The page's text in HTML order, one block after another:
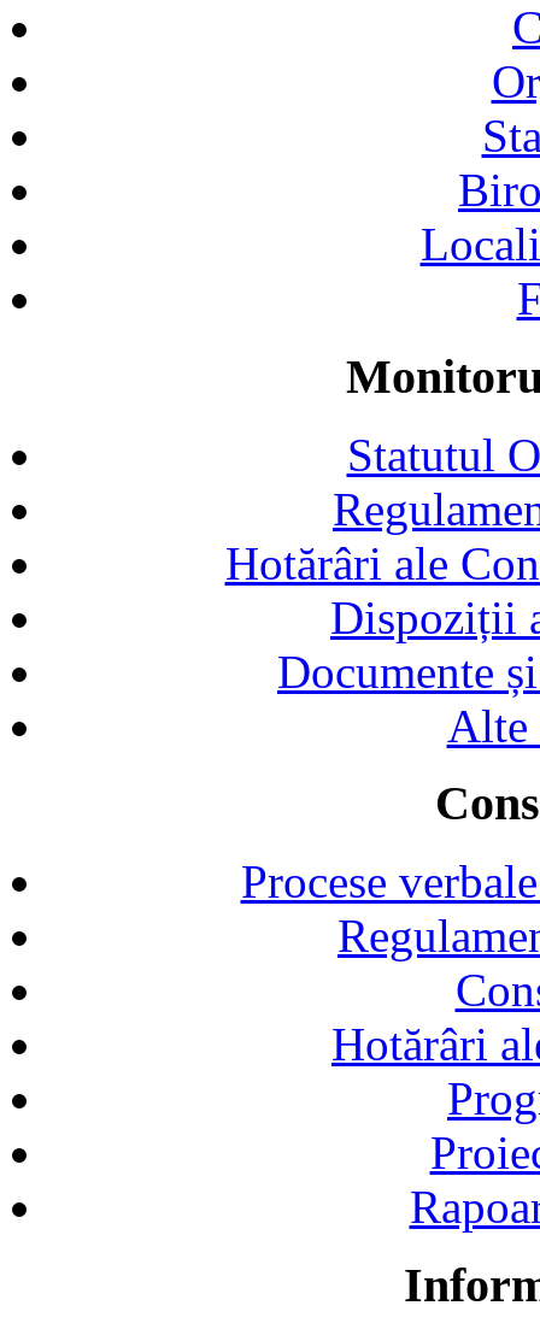
Statutul
Hotărâri ale
Dispoziții
Documente
Alte
Procese
Hotărâri